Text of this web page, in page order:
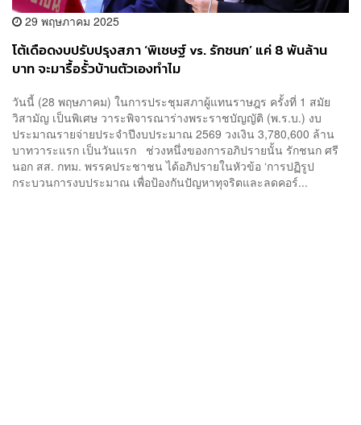
29 พฤษภาคม 2025
โต้เดือดงบปรับปรุงสภา ‘พิเชษฐ์ vs. รักชนก’ แค่ 8 พันล้าน
บาท จะมารื้อรั้วบ้านตัวเองทำไม
วันนี้ (28 พฤษภาคม) ในการประชุมสภาผู้แทนราษฎร ครั้งที่ 1 สมัย
วิสามัญ เป็นพิเศษ วาระพิจารณาร่างพระราชบัญญัติ (พ.ร.บ.) งบ
ประมาณรายจ่ายประจำปีงบประมาณ 2569 วงเงิน 3,780,600 ล้าน
บาทวาระแรก เป็นวันแรก ช่วงหนึ่งของการอภิปรายนั้น รักชนก ศรี
นอก สส. กทม. พรรคประชาชน ได้อภิปรายในหัวข้อ ‘การปฏิรูป
กระบวนการงบประมาณ เพื่อป้องกันปัญหาทุจริตและลดคอร์...